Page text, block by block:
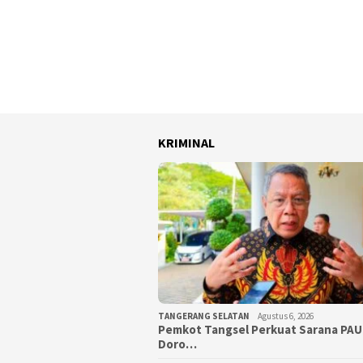
KRIMINAL
TANGERANG SELATAN Agustus 6, 2026
Pemkot Tangsel Perkuat Sarana
Doro…